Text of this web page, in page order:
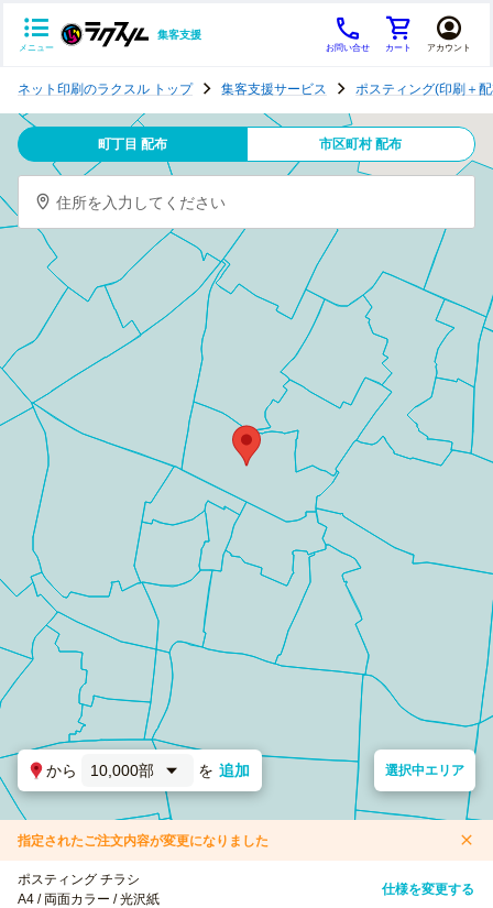
メニュー
集客支援
お問い合せ カート アカウント
テ
ン
グ
ネット印刷のラクスル トップ 集客支援サービス ポスティング(印刷＋
町丁目 配布 市区町村 配布
住所を入力してください
から 10,000部 を 追加 選択中エリア
指定されたご注文内容が変更になりました
ポスティング チラシ
A4 / 両面カラー / 光沢紙
仕様を変更する